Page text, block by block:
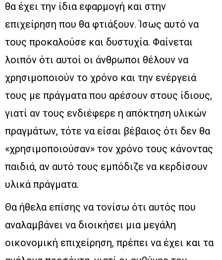
θα έχει την ίδια εφαρμογή και στην
επιχείρηση που θα φτιάξουν. Ίσως αυτό να
τους προκαλούσε και δυστυχία. Φαίνεται
λοιπόν ότι αυτοί οι άνθρωποι θέλουν να
χρησιμοποιούν το χρόνο και την ενέργειά
τους με πράγματα που αρέσουν στους ίδιους,
γιατί αν τους ενδιέφερε η απόκτηση υλικών
πραγμάτων, τότε να είσαι βέβαιος ότι δεν θα
«χρησιμοποιούσαν» τον χρόνο τους κάνοντας
παιδιά, αν αυτό τους εμπόδιζε να κερδίσουν
υλικά πράγματα.
Θα ήθελα επίσης να τονίσω ότι αυτός που
αναλαμβάνει να διοικήσει μια μεγάλη
οικονομική επιχείρηση, πρέπει να έχει και τα